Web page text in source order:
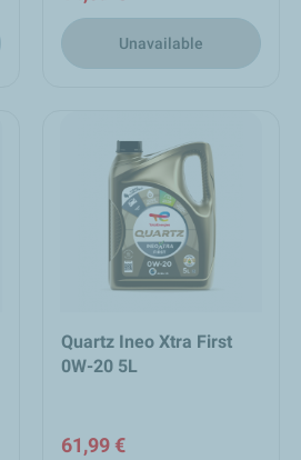
Unavailable
Quartz Ineo Xtra First
0W-20 5L
61,99 €